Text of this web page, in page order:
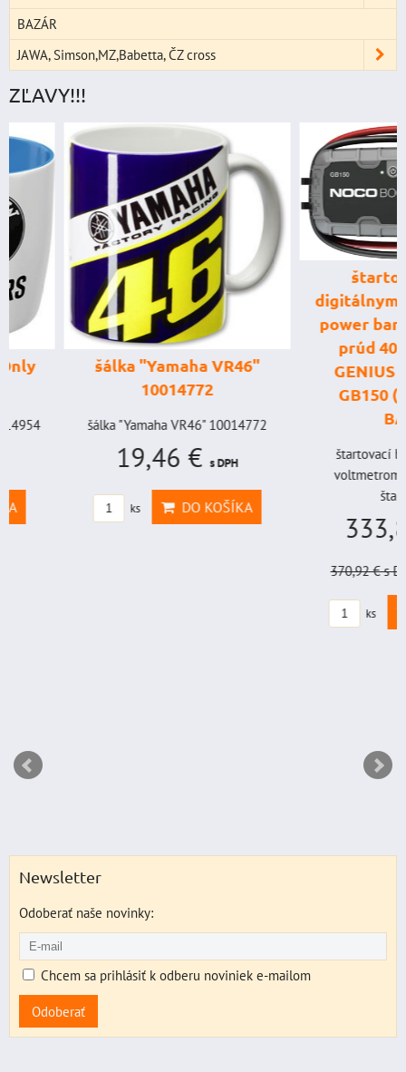
BAZÁR
JAWA, Simson,MZ,Babetta, ČZ cross
ZĽAVY!!!
šálka "Yamaha VR46"
10014772
šálka "Yamaha VR46" 10014772
19,46 €s DPH
DO KOŠÍKA
štartovací
digitálnym
power banka,
prúd 4000 A,
GENIUS BOOST
GB150 (NOCO
BAT998
štartovací box s
voltmetrom + power
štartovací...
333,83 €
s DPH Zľava
DO
Newsletter
Odoberať naše novinky:
Chcem sa prihlásiť k odberu noviniek e-mailom
Odoberať